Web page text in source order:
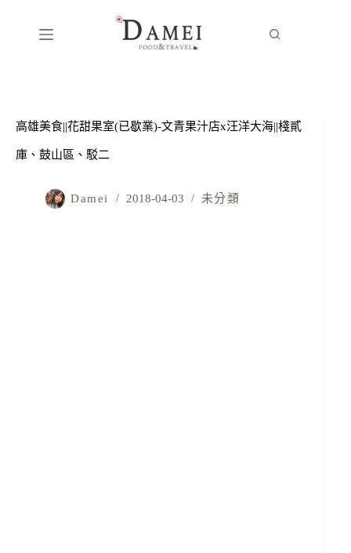
高雄美食||花甜果室(已歇業)-文青果汁店x汪洋大海||棧貳
庫、鼓山區、駁二
Damei 2018-04-03 未分類